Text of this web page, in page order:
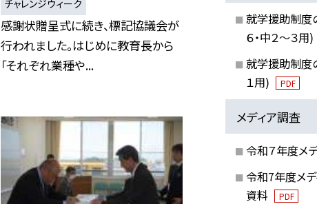
チャレンジウィーク
感謝状贈呈式に続き、標記協議会が
行われました。はじめに教育長から
「それぞれ業種や...
就学援助制度
６・中２～３用)
就学援助制度
１用)
PDF
メディア調査
令和７年度メ
令和7年度メ
資料
PDF